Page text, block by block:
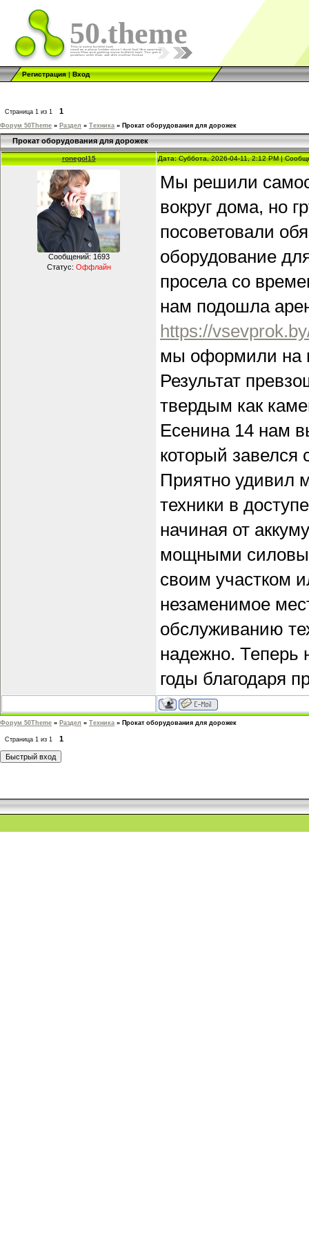
50.theme
Регистрация|Вход
Страница 1 из 1 1
Форум 50Theme » Раздел » Техника » Прокат оборудования для дорожек
Прокат оборудования для дорожек
ronegol15 Дата: Суббота, 2026-04-11, 2:12 PM |
Сообщений: 1693
Статус: Оффлайн
Мы решили
вокруг дома, но
посоветовали
оборудование
просела со
нам подошла
https://
мы оформили на
Результат
твердым как
Есенина 14 нам
который завелся
Приятно удивил
техники в
начиная от
мощными
своим участком
незаменимое
обслуживанию
надежно. Теперь
годы благодаря
Форум 50Theme » Раздел » Техника » Прокат оборудования для дорожек
Страница 1 из 1 1